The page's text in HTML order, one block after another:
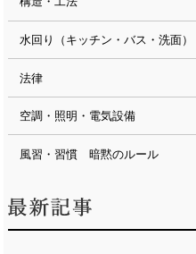
水回り（キッチン・バス・洗面）
法律
空調・照明・電気設備
風習・習慣 暗黙のルール